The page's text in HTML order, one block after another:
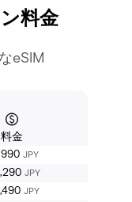
料金
eSIM
料金
JPY
JPY
JPY